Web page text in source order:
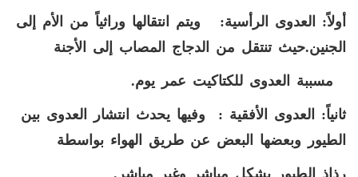
أولاً: العدوى الرأسية:
ويتم انتقالها وراثياً من الأم إلى
الجنين.حيث تنتقل من الدجاج المصاب إلى الأجنة
مسببة العدوى للكتاكيت عمر يوم.
ثانياً: العدوى الأفقية : وفيها يحدث انتشار العدوى بين
الطيور وبعضها البعض عن طريق الهواء بواسطة
رذاذ الطيور بشكل مباشر وغير مباشر.